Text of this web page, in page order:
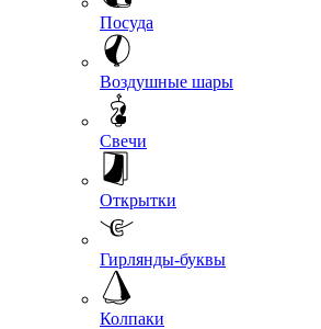
Посуда
Воздушные шары
Свечи
Открытки
Гирлянды-буквы
Колпаки